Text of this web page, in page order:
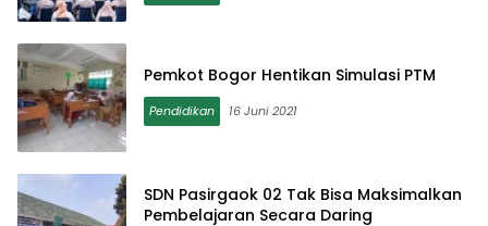
Pemkot Bogor Hentikan Simulasi PTM
Pendidikan 16 Juni 2021
SDN Pasirgaok 02 Tak Bisa Maksimalkan
Pembelajaran Secara Daring